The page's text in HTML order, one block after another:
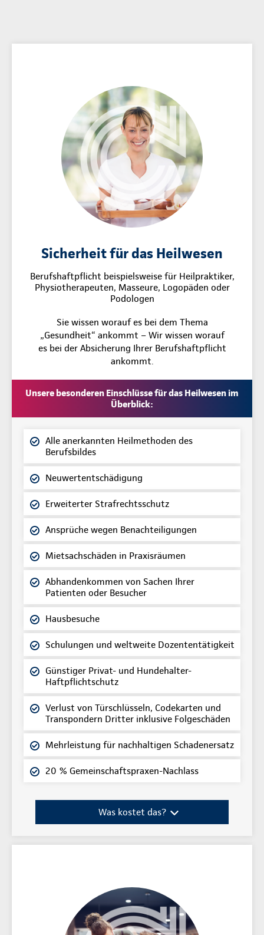
Sicherheit für das Heilwesen
Berufshaftpflicht beispielsweise für Heilpraktiker,
Physiotherapeuten, Masseure, Logopäden oder
Podologen
Sie wissen worauf es bei dem Thema
„Gesundheit“ ankommt – Wir wissen worauf
es bei der Absicherung Ihrer Berufshaftpflicht
ankommt.
Unsere besonderen Einschlüsse für das Heilwesen im
Überblick:
Alle anerkannten Heilmethoden des
Berufsbildes
Neuwertentschädigung
Erweiterter Strafrechtsschutz
Ansprüche wegen Benachteiligungen
Mietsachschäden in Praxisräumen
Abhandenkommen von Sachen Ihrer
Patienten oder Besucher
Hausbesuche
Schulungen und weltweite Dozententätigkeit
Günstiger Privat- und Hundehalter-
Haftpflichtschutz
Verlust von Türschlüsseln, Codekarten und
Transpondern Dritter inklusive Folgeschäden
Mehrleistung für nachhaltigen Schadenersatz
20 % Gemeinschaftspraxen-Nachlass
Was kostet das?